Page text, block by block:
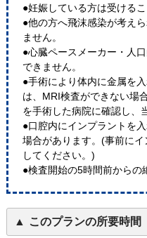
●妊娠している方は受ける
●他の方へ飛沫感染が考え
ません。
●心臓ペースメーカー・人
できません。
●手術により体内に金属を
は、MRI検査ができない場
を手術した病院に確認し、
●口腔内にインプラントを
場合があります。(事前に
してください。)
●検査開始の5時間前からの
このプランの所要時間